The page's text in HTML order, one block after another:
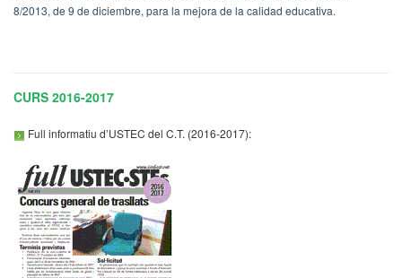
8/2013, de 9 de diciembre, para la mejora de la calidad educativa.
CURS 2016-2017
Full informatiu d’USTEC del C.T. (2016-2017):